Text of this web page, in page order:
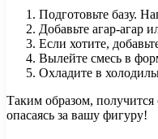
Подготовьте базу.
Добавьте агар-агар
Если хотите,
Вылейте смесь в
Охладите в
Таким образом,
опасаясь за вашу фигуру!